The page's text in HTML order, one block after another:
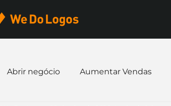
Abrir negócio Aumentar Vendas